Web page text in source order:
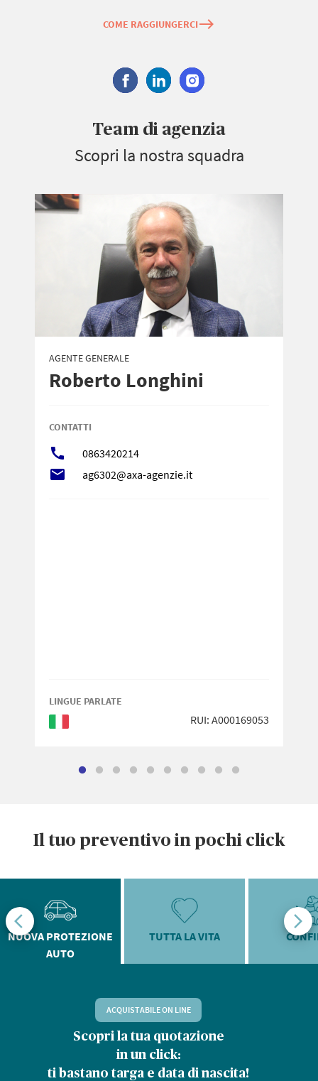
COME RAGGIUNGERCIeast
Team di agenzia
Scopri la nostra squadra
AGENTE GENERALE
Roberto Longhini
CONTATTI
call 0863420214
local_post_office ag6302@axa-agenzie.it
LINGUE PARLATE
RUI: A000169053
Il tuo preventivo in pochi click
NUOVA PROTEZIONE
AUTO
TUTTA LA VITA
ACQUISTABILE ON LINE
Scopri la tua quotazione
in un click:
ti bastano targa e data di nascita!